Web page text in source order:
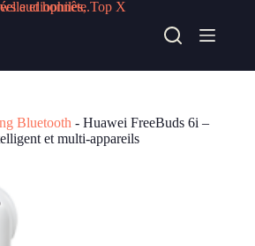
Acheter chez alternate
Bluetooth - Huawei FreeBuds 6i –
et multi-appareils